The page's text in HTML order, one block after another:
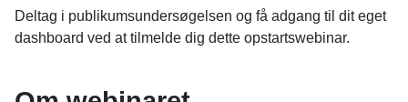
Deltag i publikumsundersøgelsen og få adgang til dit eget
dashboard ved at tilmelde dig dette opstartswebinar.